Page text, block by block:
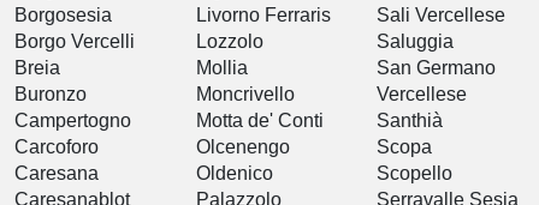
Borgosesia
Borgo Vercelli
Breia
Buronzo
Campertogno
Carcoforo
Caresana
Caresanablot
Livorno Ferraris
Lozzolo
Mollia
Moncrivello
Motta de' Conti
Olcenengo
Oldenico
Palazzolo
Sali Vercellese
Saluggia
San Germano
Vercellese
Santhià
Scopa
Scopello
Serravalle Sesia